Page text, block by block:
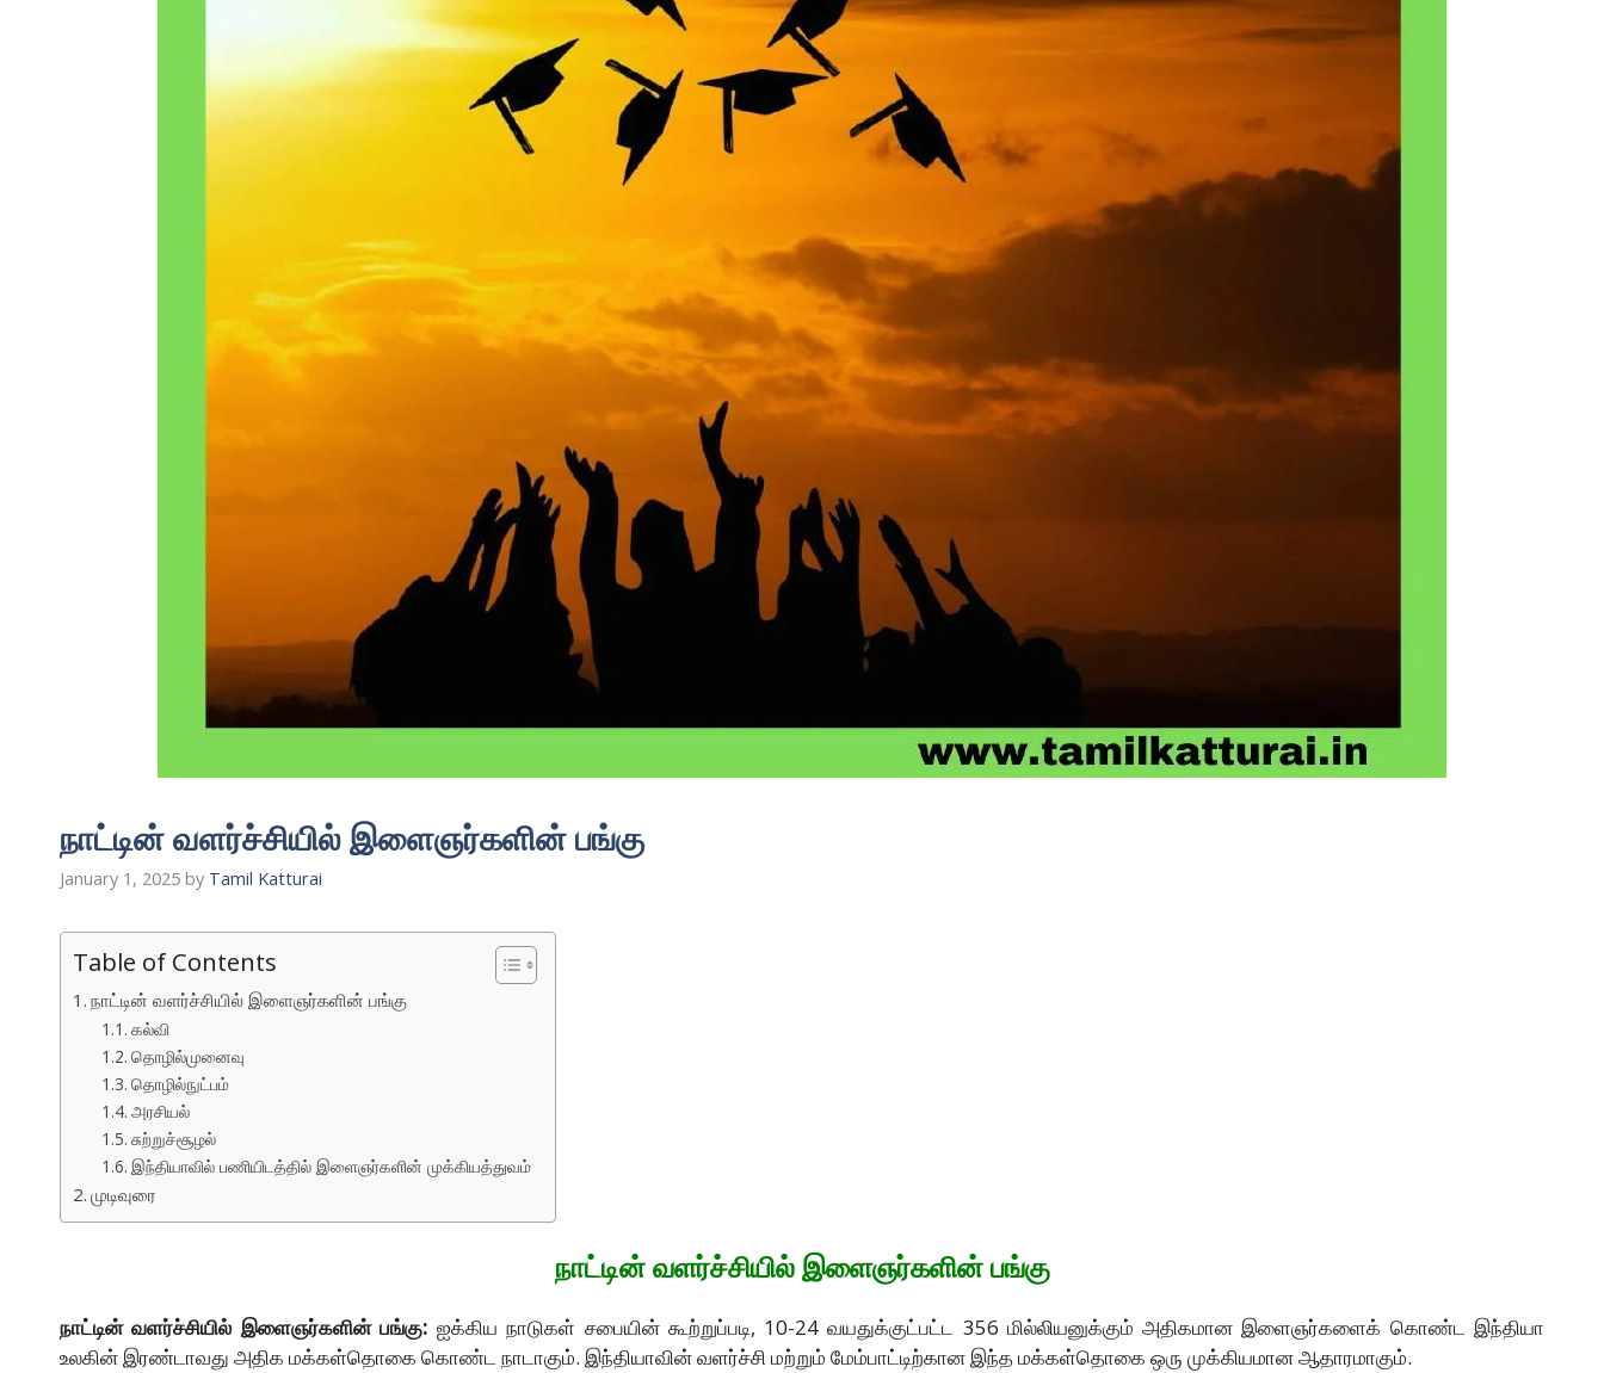
நாட்டின் வளர்ச்சியில் இளைஞர்களின் பங்கு
January 1, 2025 by Tamil Katturai
Table of Contents
நாட்டின் வளர்ச்சியில் இளைஞர்களின் பங்கு
கல்வி
தொழில்முனைவு
தொழில்நுட்பம்
அரசியல்
சுற்றுச்சூழல்
இந்தியாவில் பணியிடத்தில் இளைஞர்களின் முக்கியத்துவம்
முடிவுரை
நாட்டின் வளர்ச்சியில் இளைஞர்களின் பங்கு
நாட்டின் வளர்ச்சியில் இளைஞர்களின் பங்கு: ஐக்கிய நாடுகள் சபையின் கூற்றுப்படி, 10-24 வயதுக்குட்பட்ட 356 மில்லியனுக்கும் அதிகமான இளைஞர்களைக் கொண்ட இந்தியா
உலகின் இரண்டாவது அதிக மக்கள்தொகை கொண்ட நாடாகும். இந்தியாவின் வளர்ச்சி மற்றும் மேம்பாட்டிற்கான இந்த மக்கள்தொகை ஒரு முக்கியமான ஆதாரமாகும்.